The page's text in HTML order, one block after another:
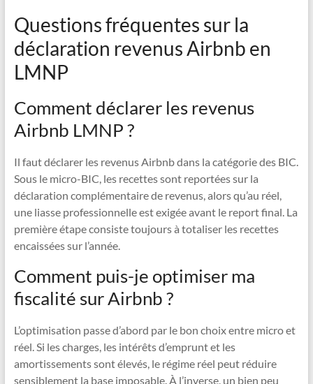
Questions fréquentes sur la
déclaration revenus Airbnb en
LMNP
Comment déclarer les revenus
Airbnb LMNP ?
Il faut déclarer les revenus Airbnb dans la catégorie des BIC.
Sous le micro-BIC, les recettes sont reportées sur la
déclaration complémentaire de revenus, alors qu’au réel,
une liasse professionnelle est exigée avant le report final. La
première étape consiste toujours à totaliser les recettes
encaissées sur l’année.
Comment puis-je optimiser ma
fiscalité sur Airbnb ?
L’optimisation passe d’abord par le bon choix entre micro et
réel. Si les charges, les intérêts d’emprunt et les
amortissements sont élevés, le régime réel peut réduire
sensiblement la base imposable. À l’inverse, un bien peu